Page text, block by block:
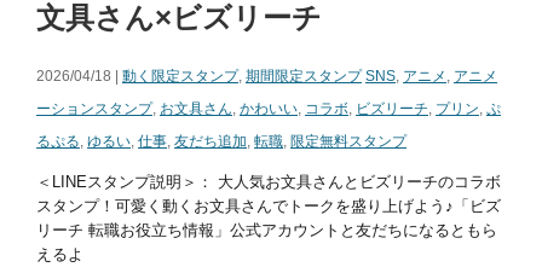
文具さん×ビズリーチ
2026/04/18 | 動く限定スタンプ, 期間限定スタンプ SNS, アニメ , アニメ
ーションスタンプ, お文具さん, かわいい, コラボ, ビズリーチ, プリン, ぷ
るぷる, ゆるい, 仕事, 友だち追加, 転職, 限定無料スタンプ
＜LINEスタンプ説明＞： 大人気お文具さんとビズリーチのコラボ
スタンプ！可愛く動くお文具さんでトークを盛り上げよう♪「ビズ
リーチ 転職お役立ち情報」公式アカウントと友だちになるともら
えるよ